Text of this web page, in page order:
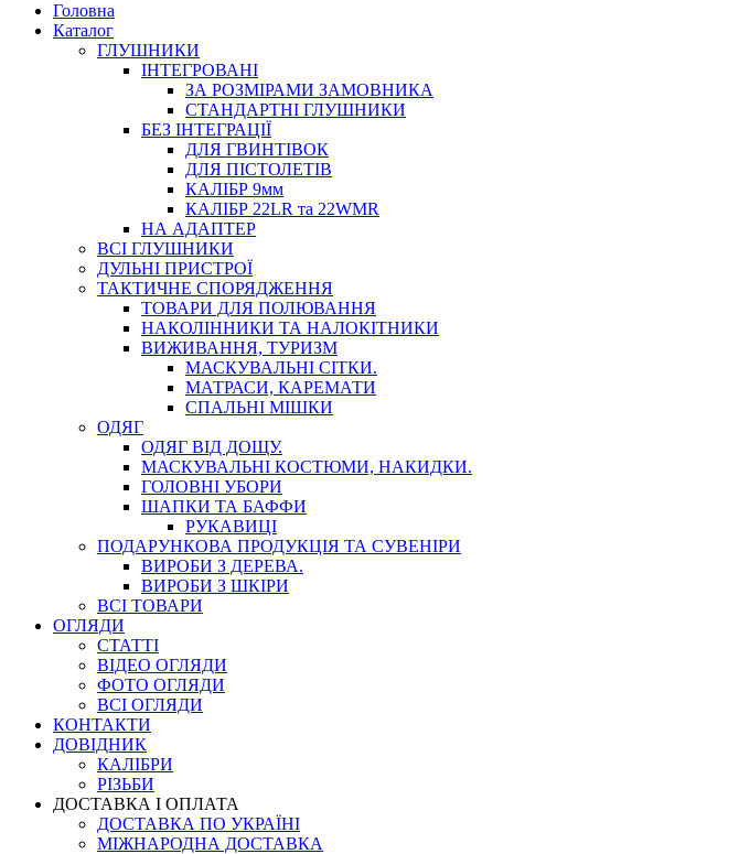
Головна
Каталог
ГЛУШНИКИ
ІНТЕГРОВАНІ
ЗА РОЗМІРАМИ ЗАМОВНИКА
СТАНДАРТНІ ГЛУШНИКИ
БЕЗ ІНТЕГРАЦІЇ
ДЛЯ ГВИНТІВОК
ДЛЯ ПІСТОЛЕТІВ
КАЛІБР 9мм
КАЛІБР 22LR та 22WMR
НА АДАПТЕР
ВСІ ГЛУШНИКИ
ДУЛЬНІ ПРИСТРОЇ
ТАКТИЧНЕ СПОРЯДЖЕННЯ
ТОВАРИ ДЛЯ ПОЛЮВАННЯ
НАКОЛІННИКИ ТА НАЛОКІТНИКИ
ВИЖИВАННЯ, ТУРИЗМ
МАСКУВАЛЬНІ СІТКИ.
МАТРАСИ, КАРЕМАТИ
СПАЛЬНІ МІШКИ
ОДЯГ
ОДЯГ ВІД ДОЩУ.
МАСКУВАЛЬНІ КОСТЮМИ, НАКИДКИ.
ГОЛОВНІ УБОРИ
ШАПКИ ТА БАФФИ
РУКАВИЦІ
ПОДАРУНКОВА ПРОДУКЦІЯ ТА СУВЕНІРИ
ВИРОБИ З ДЕРЕВА.
ВИРОБИ З ШКІРИ
ВСІ ТОВАРИ
ОГЛЯДИ
СТАТТІ
ВІДЕО ОГЛЯДИ
ФОТО ОГЛЯДИ
ВСІ ОГЛЯДИ
КОНТАКТИ
ДОВІДНИК
КАЛІБРИ
РІЗЬБИ
ДОСТАВКА І ОПЛАТА
ДОСТАВКА ПО УКРАЇНІ
МІЖНАРОДНА ДОСТАВКА